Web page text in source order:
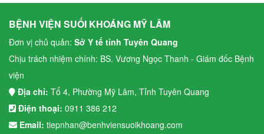
BỆNH VIỆN SUỐI KHOÁNG MỸ LÂM
Đơn vị chủ quản: Sở Y tế tỉnh Tuyên Quang
Chịu trách nhiệm chính: BS. Vương Ngọc Thanh - Giám đốc Bệnh
viện
Địa chỉ: Tổ 4, Phường Mỹ Lâm, Tỉnh Tuyên Quang
Điện thoại: 0911 386 212
Email: tiepnhan@benhviensuoikhoang.com